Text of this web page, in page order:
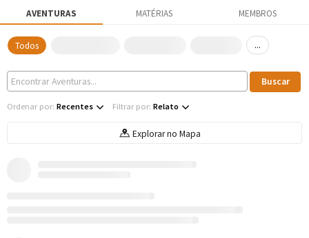
AVENTURAS MATÉRIAS MEMBROS
Todos ...
Ordenar por: Recentes Filtrar por: Relato
Explorar no Mapa